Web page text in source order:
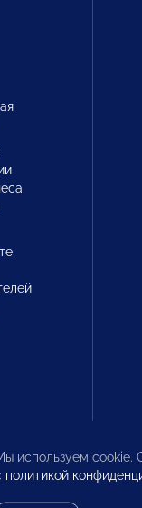
используем cookie.
политикой